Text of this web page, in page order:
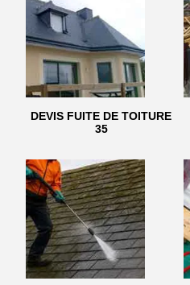
DEVIS FUITE DE TOITURE
35